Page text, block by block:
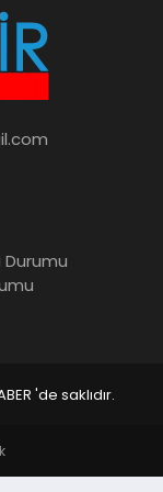
Durumu
'de saklıdır.